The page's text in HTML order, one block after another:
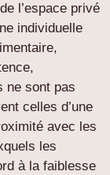
l’espace privé
individuelle
ne sont pas
celles d’une
avec les
les
à la faiblesse